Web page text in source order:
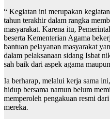
“ Kegiatan ini merupakan
tahun terakhir dalam rangka
masyarakat. Karena itu,
beserta Kementerian Agama
bantuan pelayanan masyarakat
dalam pelaksanaan sidang Isbat
sah baik dari aspek agama
Ia berharap, melalui kerja sama
hidup bersama namun belum
memperoleh pengakuan resmi
mereka.